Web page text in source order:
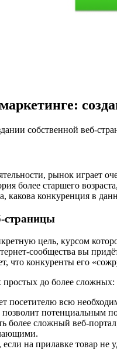
собственной веб-
рынок играет
более старшего
какова конкуренция в
страницы
цель, курсом
сообщества вы
что конкуренты его
до более сложных:
посетителю всю
потенциальным
более сложный веб-
на прилавке товар